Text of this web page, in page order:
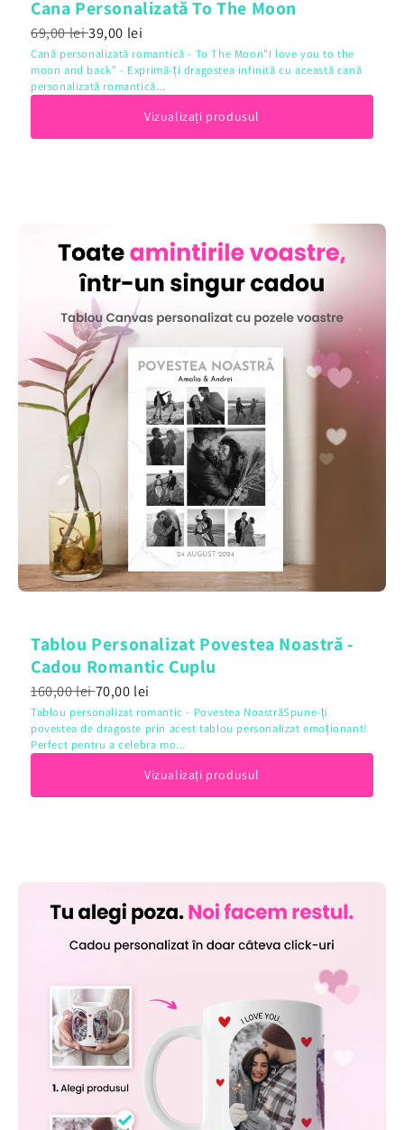
Cana Personalizată To The Moon
69,00 lei39,00 lei
Cană personalizată romantică - To The Moon"I love you to the
moon and back" - Exprimă-ți dragostea infinită cu această cană
personalizată romantică...
Vizualizați produsul
Tablou Personalizat Povestea Noastră -
Cadou Romantic Cuplu
160,00 lei70,00 lei
Tablou personalizat romantic - Povestea NoastrăSpune-ți
povestea de dragoste prin acest tablou personalizat emoționant!
Perfect pentru a celebra mo...
Vizualizați produsul